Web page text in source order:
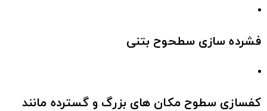
فشرده سازی سطحوح بتنی
کفسازی سطوح مکان های بزرگ و گسترده مانند